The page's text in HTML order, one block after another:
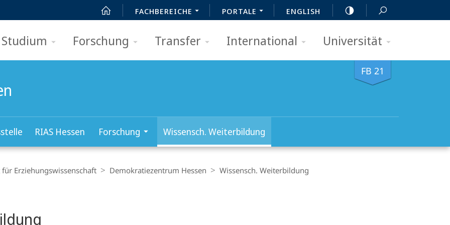
FACHBEREICHE PORTALE ENGLISH
Studium Forschung Transfer International Universität
FB 21
RIAS Hessen Forschung Wissensch. Weiterbildung
Erziehungswissenschaft Demokratiezentrum Hessen Wissensch. Weiterbildung